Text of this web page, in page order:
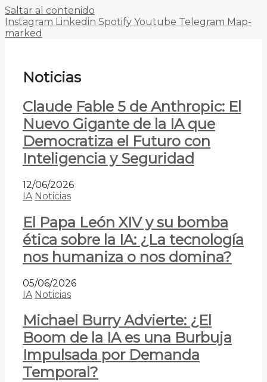
Saltar al contenido
Instagram Linkedin Spotify Youtube Telegram Map-
marked
Noticias
Claude Fable 5 de Anthropic: El
Nuevo Gigante de la IA que
Democratiza el Futuro con
Inteligencia y Seguridad
12/06/2026
IA Noticias
El Papa León XIV y su bomba
ética sobre la IA: ¿La tecnología
nos humaniza o nos domina?
05/06/2026
IA Noticias
Michael Burry Advierte: ¿El
Boom de la IA es una Burbuja
Impulsada por Demanda
Temporal?